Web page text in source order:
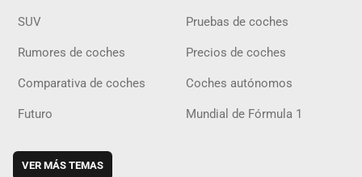
SUV Pruebas de coches
Rumores de coches Precios de coches
Comparativa de coches Coches autónomos
Futuro Mundial de Fórmula 1
VER MÁS TEMAS